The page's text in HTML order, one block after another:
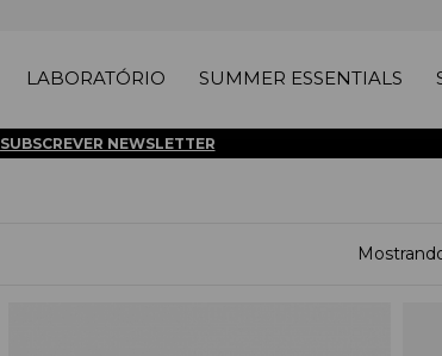
LABORATÓRIO SUMMER ESSENTIALS
SUBSCREVER NEWSLETTER